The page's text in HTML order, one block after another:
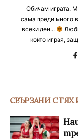
Обичам играта.
сама преди много
всеки ден...
който играя,
СВЪРЗАНИ С ТЯХ